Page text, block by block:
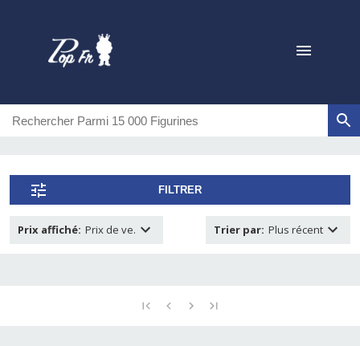
FILTRER
Prix affiché: Prix de ve. Trier par: Plus récent